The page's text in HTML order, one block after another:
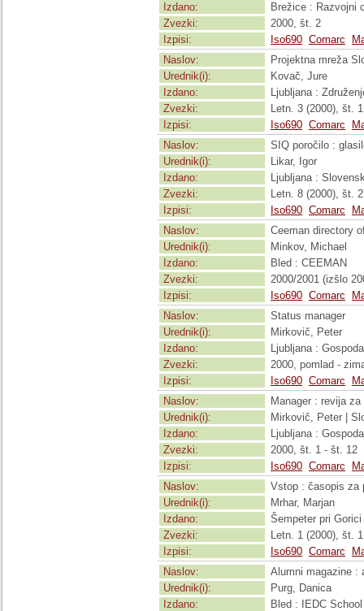
Izdano:
Brežice : Razvojni
Zvezki:
2000, št. 2
Izpisi:
Iso690 Comarc
Naslov:
Projektna mreža
Urednik(i):
Kovač, Jure
Izdano:
Ljubljana :
Zvezki:
Letn. 3 (2000), št.
Izpisi:
Iso690 Comarc
Naslov:
SIQ poročilo :
Urednik(i):
Likar, Igor
Izdano:
Ljubljana :
Zvezki:
Letn. 8 (2000), št.
Izpisi:
Iso690 Comarc
Naslov:
Ceeman directory
Urednik(i):
Minkov, Michael
Izdano:
Bled : CEEMAN
Zvezki:
2000/2001 (izšlo
Izpisi:
Iso690 Comarc
Naslov:
Status manager
Urednik(i):
Mirkovič, Peter
Izdano:
Ljubljana :
Zvezki:
2000, pomlad -
Izpisi:
Iso690 Comarc
Naslov:
Manager : revija za
Urednik(i):
Mirkovič, Peter |
Izdano:
Ljubljana :
Zvezki:
2000, št. 1 - št. 12
Izpisi:
Iso690 Comarc
Naslov:
Vstop : časopis za
Urednik(i):
Mrhar, Marjan
Izdano:
Šempeter pri
Zvezki:
Letn. 1 (2000), št.
Izpisi:
Iso690 Comarc
Naslov:
Alumni magazine :
Urednik(i):
Purg, Danica
Izdano:
Bled : IEDC